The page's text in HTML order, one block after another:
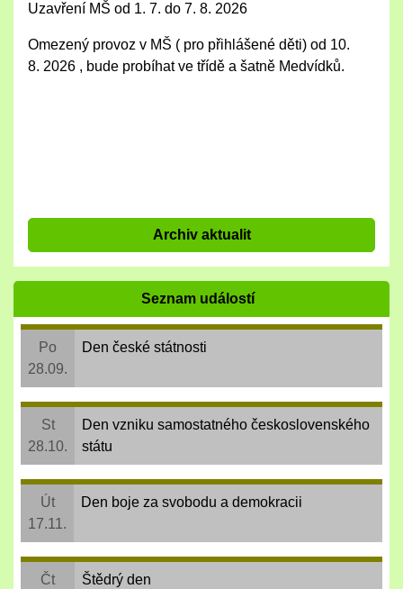
Uzavření MŠ od 1. 7. do 7. 8. 2026
Omezený provoz v MŠ ( pro přihlášené děti) od 10.
8. 2026 , bude probíhat ve třídě a šatně Medvídků.
Archiv aktualit
Seznam událostí
Po
28.09.
Den české státnosti
St
28.10.
Den vzniku samostatného československého
státu
Út
17.11.
Den boje za svobodu a demokracii
Čt
Štědrý den